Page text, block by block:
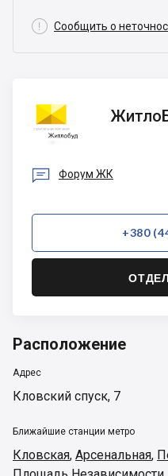
 Сообщить о
ЖитлоБуд
 Форум ЖК
+380
Расположение
Адрес
Кловский спуск, 7
Ближайшие станции метро
Кловская, Арсенальная,